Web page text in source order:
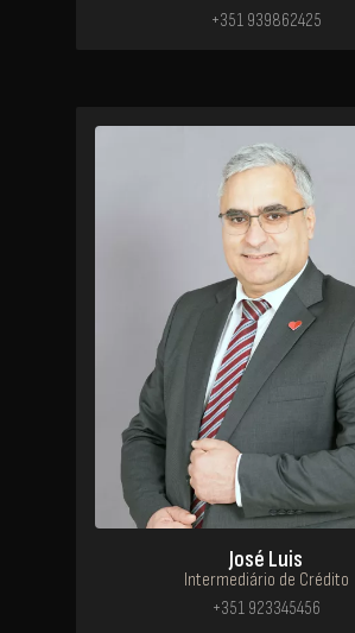
+351 939862425
José Luis
Intermediário de Crédito
+351 923345456